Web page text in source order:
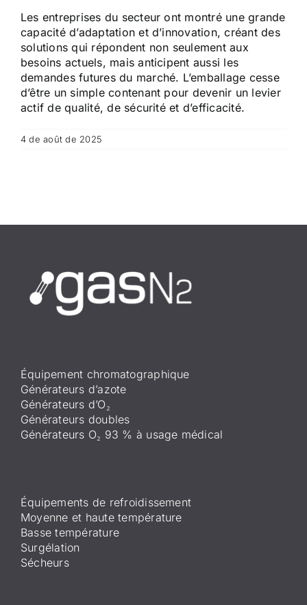
Les entreprises du secteur ont montré une grande
capacité d’adaptation et d’innovation, créant des
solutions qui répondent non seulement aux
besoins actuels, mais anticipent aussi les
demandes futures du marché. L’emballage cesse
d’être un simple contenant pour devenir un levier
actif de qualité, de sécurité et d’efficacité.
4 de août de 2025
Équipement chromatographique
Générateurs d’azote
Générateurs d’O₂
Générateurs doubles
Générateurs O₂ 93 % à usage médical
Équipements de refroidissement
Moyenne et haute température
Basse température
Surgélation
Sécheurs